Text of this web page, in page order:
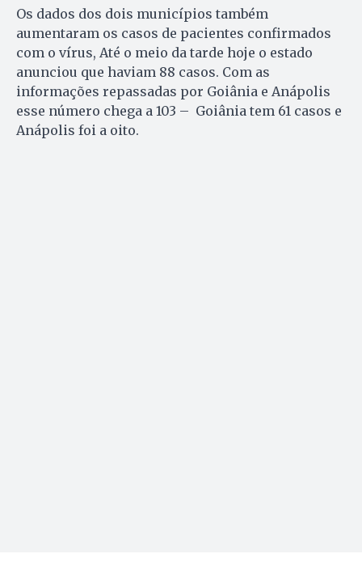
Os dados dos dois municípios também
aumentaram os casos de pacientes confirmados
com o vírus, Até o meio da tarde hoje o estado
anunciou que haviam 88 casos. Com as
informações repassadas por Goiânia e Anápolis
esse número chega a 103 – Goiânia tem 61 casos e
Anápolis foi a oito.